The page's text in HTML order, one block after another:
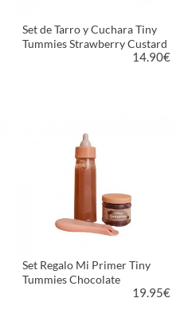
Set de Tarro y Cuchara Tiny
Tummies Strawberry Custard
14.90€
Set Regalo Mi Primer Tiny
Tummies Chocolate
19.95€